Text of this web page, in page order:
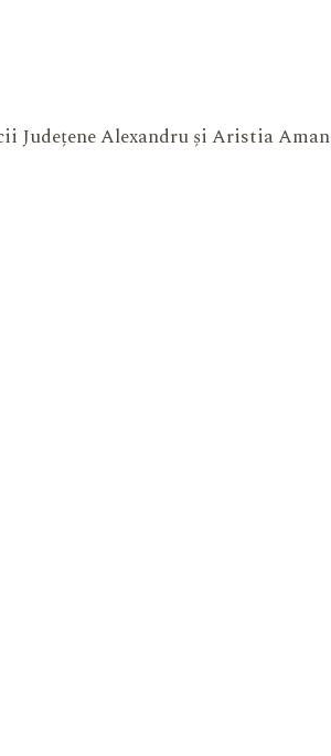
Județene Alexandru și Aristia Aman